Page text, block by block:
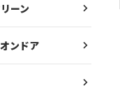
ーン
ンドア